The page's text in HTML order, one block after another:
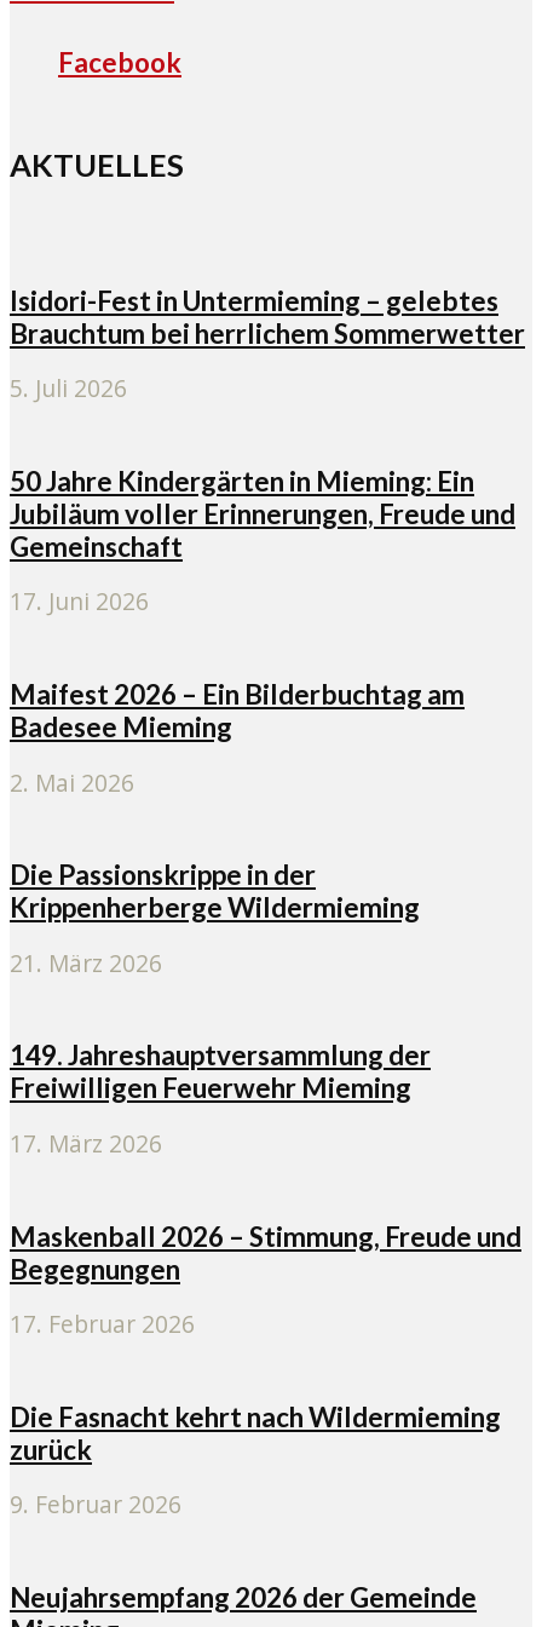
Facebook
AKTUELLES
Isidori-Fest in Untermieming – gelebtes
Brauchtum bei herrlichem Sommerwetter
5. Juli 2026
50 Jahre Kindergärten in Mieming: Ein
Jubiläum voller Erinnerungen, Freude und
Gemeinschaft
17. Juni 2026
Maifest 2026 – Ein Bilderbuchtag am
Badesee Mieming
2. Mai 2026
Die Passionskrippe in der
Krippenherberge Wildermieming
21. März 2026
149. Jahreshauptversammlung der
Freiwilligen Feuerwehr Mieming
17. März 2026
Maskenball 2026 – Stimmung, Freude und
Begegnungen
17. Februar 2026
Die Fasnacht kehrt nach Wildermieming
zurück
9. Februar 2026
Neujahrsempfang 2026 der Gemeinde